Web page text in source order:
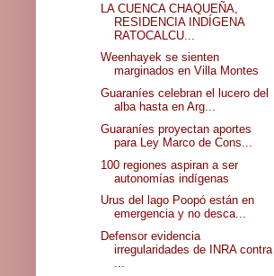
LA CUENCA CHAQUEÑA,
RESIDENCIA INDÍGENA
RATOCALCU...
Weenhayek se sienten
marginados en Villa Montes
Guaraníes celebran el lucero del
alba hasta en Arg...
Guaraníes proyectan aportes
para Ley Marco de Cons...
100 regiones aspiran a ser
autonomías indígenas
Urus del lago Poopó están en
emergencia y no desca...
Defensor evidencia
irregularidades de INRA contra
...